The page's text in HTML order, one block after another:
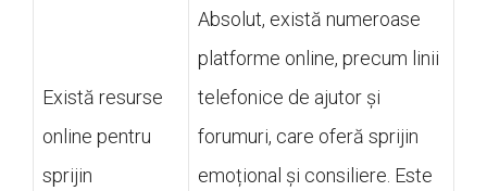
Există resurse
online pentru
sprijin
Absolut, există numeroase
platforme online, precum linii
telefonice de ajutor și
forumuri, care oferă sprijin
emoțional și consiliere. Este